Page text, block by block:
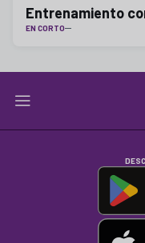
Entrenamiento
EN CORTO